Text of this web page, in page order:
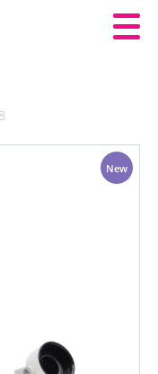
New